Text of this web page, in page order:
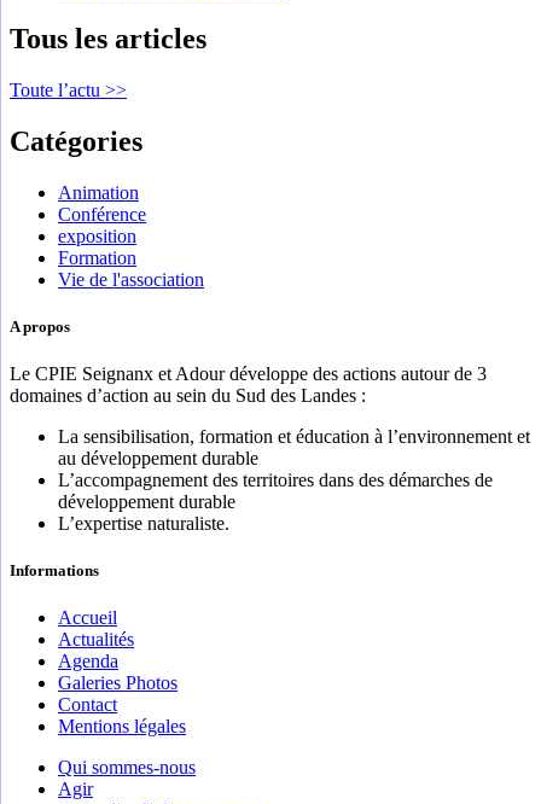
Tous les articles
Toute l’actu >>
Catégories
Animation
Conférence
exposition
Formation
Vie de l'association
A propos
Le CPIE Seignanx et Adour développe des actions autour de 3
domaines d’action au sein du Sud des Landes :
La sensibilisation, formation et éducation à l’environnement et
au développement durable
L’accompagnement des territoires dans des démarches de
développement durable
L’expertise naturaliste.
Informations
Accueil
Actualités
Agenda
Galeries Photos
Contact
Mentions légales
Qui sommes-nous
Agir